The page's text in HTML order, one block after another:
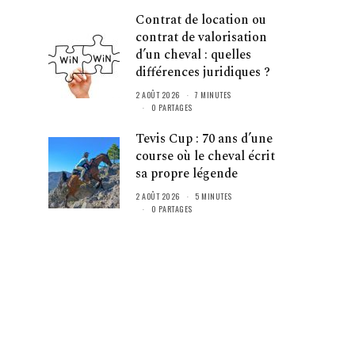
Contrat de location ou
contrat de valorisation
d’un cheval : quelles
différences juridiques ?
2 AOÛT 2026
7 MINUTES
0 PARTAGES
Tevis Cup : 70 ans d’une
course où le cheval écrit
sa propre légende
2 AOÛT 2026
5 MINUTES
0 PARTAGES